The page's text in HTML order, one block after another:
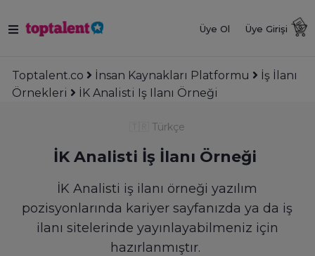
Üye Ol Üye Girişi
Toptalent.co İnsan Kaynakları Platformu
İş İlanı
Örnekleri
İK Analisti Iş Ilanı Örneği
Türkçe
İK Analisti İş İlanı Örneği
İK Analisti iş ilanı örneği yazılım
pozisyonlarında kariyer sayfanızda ya da iş
ilanı sitelerinde yayınlayabilmeniz için
hazırlanmıştır.